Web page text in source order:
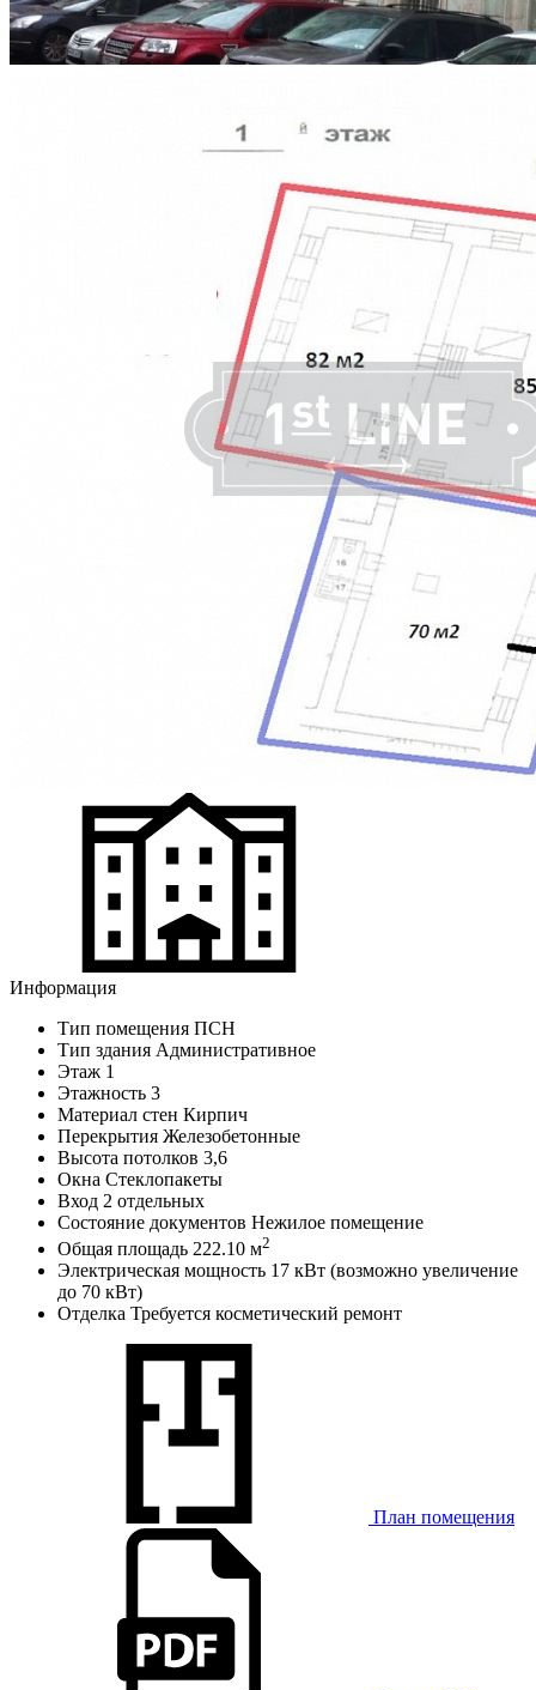
Информация
Тип помещения ПСН
Тип здания Административное
Этаж 1
Этажность 3
Материал стен Кирпич
Перекрытия Железобетонные
Высота потолков 3,6
Окна Стеклопакеты
Вход 2 отдельных
Состояние документов Нежилое помещение
Общая площадь 222.10 м2
Электрическая мощность 17 кВт (возможно увеличение
до 70 кВт)
Отделка Требуется косметический ремонт
План помещения